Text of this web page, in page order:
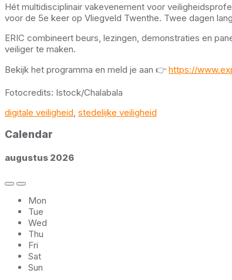
Hét multidisciplinair vakevenement voor
voor de 5e keer op Vliegveld Twenthe. Twee dagen
ERIC combineert beurs, lezingen, demonstraties en
veiliger te maken.
Bekijk het programma en meld je aan 👉 https://
Fotocredits: Istock/Chalabala
digitale veiligheid stedelijke veiligheid
Calendar
augustus 2026
Previous
Month
Next
Month
Mon
Tue
Wed
Thu
Fri
Sat
Sun